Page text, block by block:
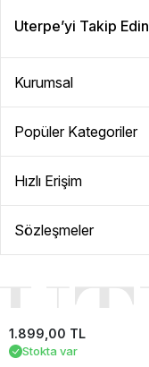
1.899,00 TL
Stokta var
Uterpe’yi Takip Edin
Kurumsal
Popüler Kategoriler
Hızlı Erişim
Sözleşmeler